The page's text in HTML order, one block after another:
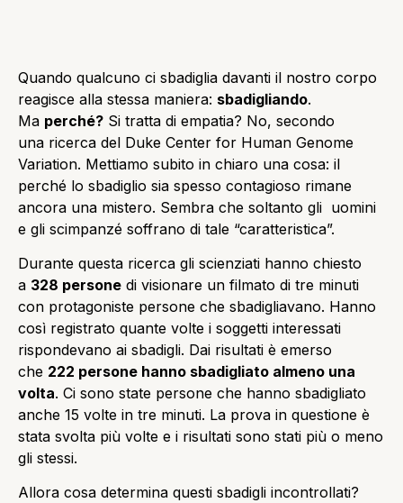
Quando qualcuno ci sbadiglia davanti il nostro corpo
reagisce alla stessa maniera: sbadigliando.
Ma perché? Si tratta di empatia? No, secondo
una ricerca del Duke Center for Human Genome
Variation. Mettiamo subito in chiaro una cosa: il
perché lo sbadiglio sia spesso contagioso rimane
ancora una mistero. Sembra che soltanto gli uomini
e gli scimpanzé soffrano di tale “caratteristica”.
Durante questa ricerca gli scienziati hanno chiesto
a 328 persone di visionare un filmato di tre minuti
con protagoniste persone che sbadigliavano. Hanno
così registrato quante volte i soggetti interessati
rispondevano ai sbadigli. Dai risultati è emerso
che 222 persone hanno sbadigliato almeno una
volta. Ci sono state persone che hanno sbadigliato
anche 15 volte in tre minuti. La prova in questione è
stata svolta più volte e i risultati sono stati più o meno
gli stessi.
Allora cosa determina questi sbadigli incontrollati?